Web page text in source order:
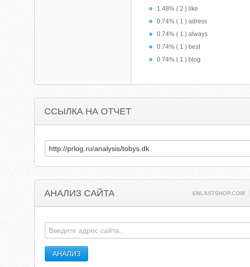
1.48% ( 2 ) like
0.74% ( 1 ) adress
0.74% ( 1 ) always
0.74% ( 1 ) best
0.74% ( 1 ) blog
ССЫЛКА НА ОТЧЕТ
АНАЛИЗ САЙТА ENLASTSHOP.COM